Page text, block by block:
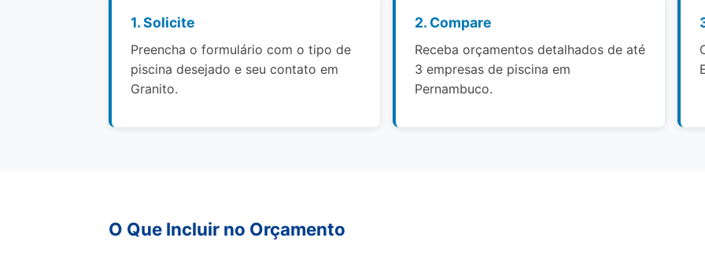
1. Solicite
Preencha o formulário com o tipo de
piscina desejado e seu contato em
Granito.
2. Compare
Receba orçamentos detalhados de até
3 empresas de piscina em
Pernambuco.
O Que Incluir no Orçamento